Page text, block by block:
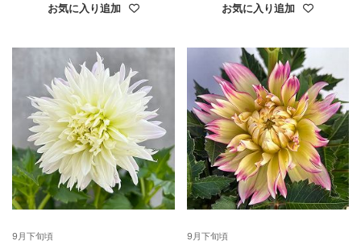
お気に入り追加 お気に入り追加
9月下旬頃 9月下旬頃